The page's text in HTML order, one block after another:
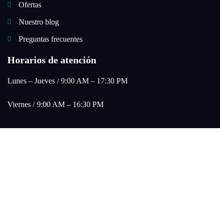
Ofertas
Nuestro blog
Preguntas frecuentes
Horarios de atención
Lunes – Jueves / 9:00 AM – 17:30 PM
Viernes / 9:00 AM – 16:30 PM